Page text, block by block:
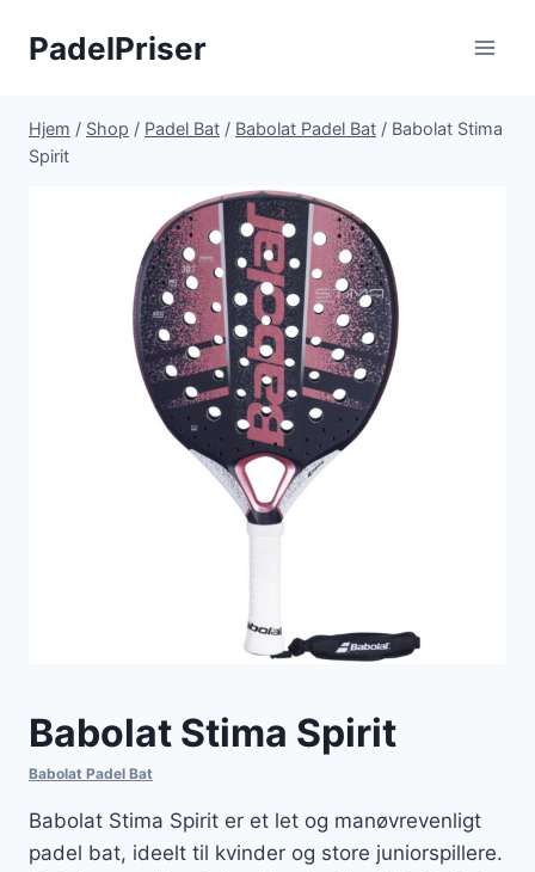
PadelPriser
Hjem / Shop / Padel Bat / Babolat Padel Bat / Babolat Stima
Spirit
Babolat Stima Spirit
Babolat Padel Bat
Babolat Stima Spirit er et let og manøvrevenligt
padel bat, ideelt til kvinder og store juniorspillere.